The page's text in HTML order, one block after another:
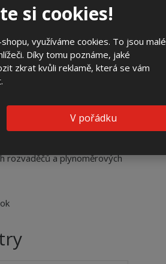
si cookies!
využíváme cookies. To jsou malé
Díky tomu poznáme, jaké
zkrat kvůli reklamě, která se vám
V pořádku
prací
SMC
rozvaděčů a plynoměrových